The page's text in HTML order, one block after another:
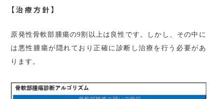
【治療方針】
原発性骨軟部腫瘍の9割以上は良性です。しかし、その中に
は悪性腫瘍が隠れており正確に診断し治療を行う必要があ
ります。